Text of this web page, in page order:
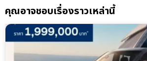
คุณอาจชอบเรื่องราวเหล่านี้